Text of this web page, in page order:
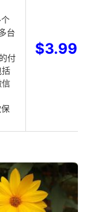
台
付
括
信
$3.99